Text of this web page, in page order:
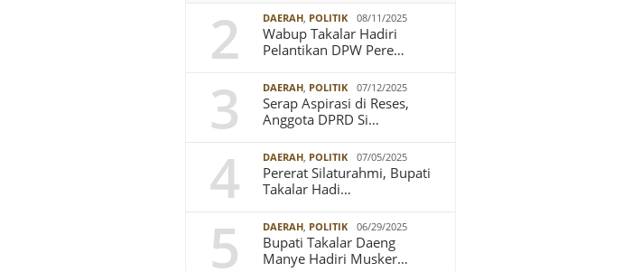
2 DAERAH, POLITIK 08/11/2025
Wabup Takalar Hadiri
Pelantikan DPW Pere…
3 DAERAH, POLITIK 07/12/2025
Serap Aspirasi di Reses,
Anggota DPRD Si…
4 DAERAH, POLITIK 07/05/2025
Pererat Silaturahmi, Bupati
Takalar Hadi…
5 DAERAH, POLITIK 06/29/2025
Bupati Takalar Daeng
Manye Hadiri Musker…